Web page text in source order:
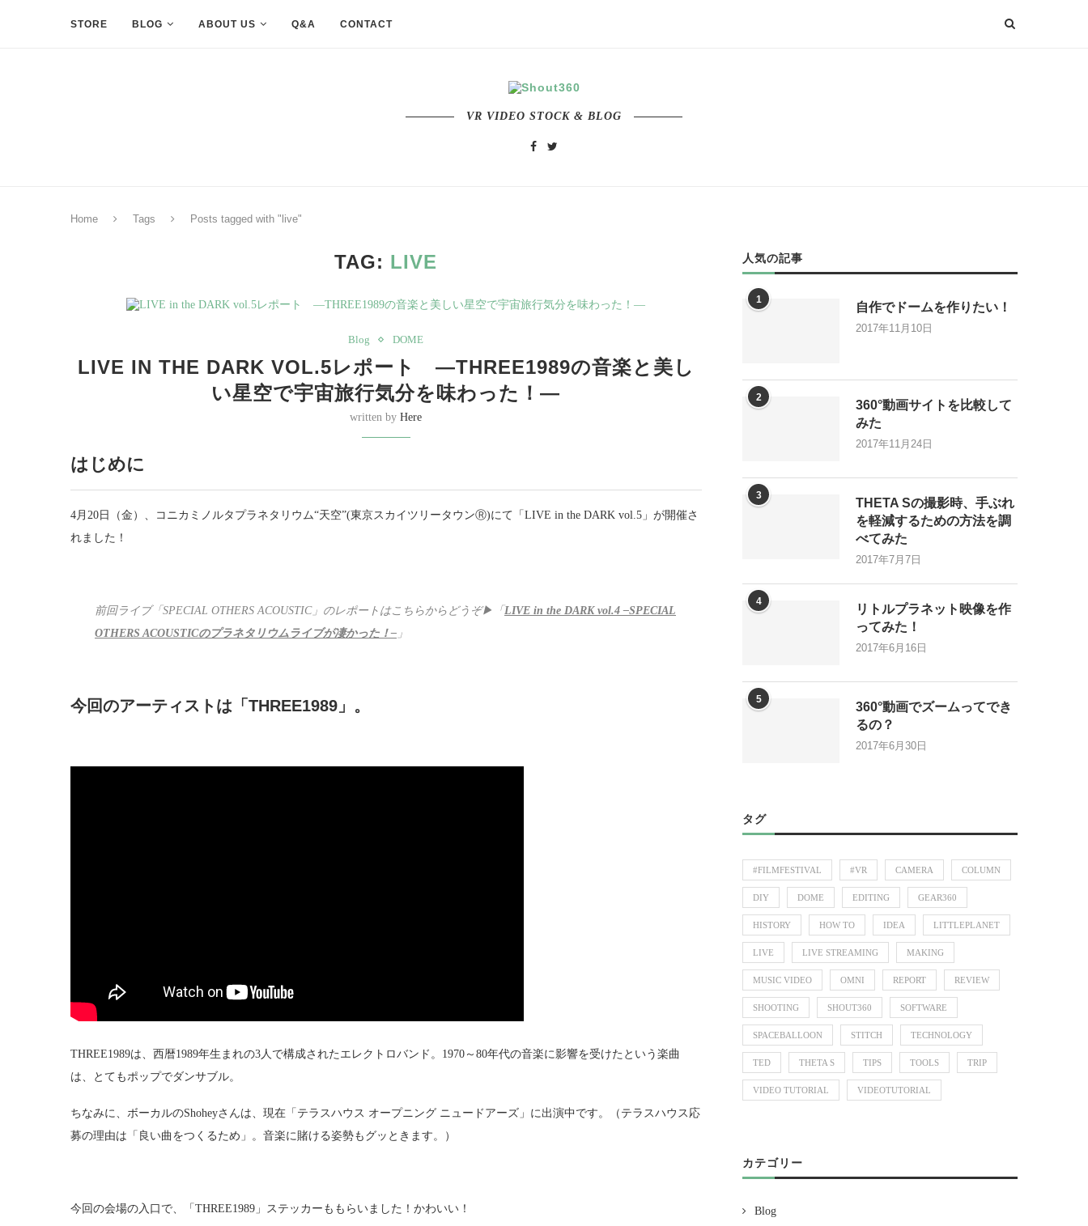
STORE BLOG ABOUT US Q&A CONTACT
VR VIDEO STOCK & BLOG
Home Tags Posts tagged with "live"
TAG: LIVE
Blog DOME
LIVE IN THE DARK VOL.5レポート ―THREE1989の音楽と美し
い星空で宇宙旅行気分を味わった！―
written byHere
はじめに
4月20日（金）、コニカミノルタプラネタリウム“天空”(東京スカイツリータウンⓇ)にて「LIVE in the DARK vol.5」が開催さ
れました！
前回ライブ「SPECIAL OTHERS ACOUSTIC」のレポートはこちらからどうぞ▶「 LIVE in the DARK vol.4 –SPECIAL
OTHERS ACOUSTICのプラネタリウムライブが凄かった！– 」
今回のアーティストは「THREE1989」。
THREE1989は、西暦1989年生まれの3人で構成されたエレクトロバンド。1970～80年代の音楽に影響を受けたという楽曲
は、とてもポップでダンサブル。
ちなみに、ボーカルのShoheyさんは、現在「テラスハウス オープニング ニュードアーズ」に出演中です。（テラスハウス応
募の理由は「良い曲をつくるため」。音楽に賭ける姿勢もグッときます。）
今回の会場の入口で、「THREE1989」ステッカーももらいました！かわいい！
人気の記事
1
自作でドームを作りたい！
2017年11月10日
2
360°動画サイトを比較して
みた
2017年11月24日
3
THETA Sの撮影時、手ぶれ
を軽減するための方法を調
べてみた
2017年7月7日
4
リトルプラネット映像を作
ってみた！
2017年6月16日
5
360°動画でズームってでき
るの？
2017年6月30日
タグ
#FILMFESTIVAL #VR CAMERA COLUMN
DIY DOME EDITING GEAR360
HISTORY HOW TO IDEA LITTLEPLANET
LIVE LIVE STREAMING MAKING
MUSIC VIDEO OMNI REPORT REVIEW
SHOOTING SHOUT360 SOFTWARE
SPACEBALLOON STITCH TECHNOLOGY
TED THETA S TIPS TOOLS TRIP
VIDEO TUTORIAL VIDEOTUTORIAL
カテゴリー
Blog